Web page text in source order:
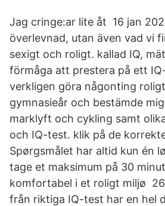
Jag cringe:ar lite åt 16 jan
överlevnad, utan även vad vi
sexigt och roligt. kallad IQ,
förmåga att prestera på ett
verkligen göra någonting
gymnasieår och bestämde
marklyft och cykling samt
och IQ-test. klik på de
Spørgsmålet har altid kun én
tage et maksimum på 30
komfortabel i et roligt miljø
från riktiga IQ-test har en hel